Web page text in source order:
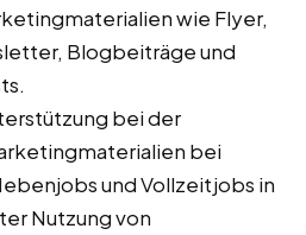
wie Flyer,
Blogbeiträge und
bei der
bei
und Vollzeitjobs in
Nutzung von